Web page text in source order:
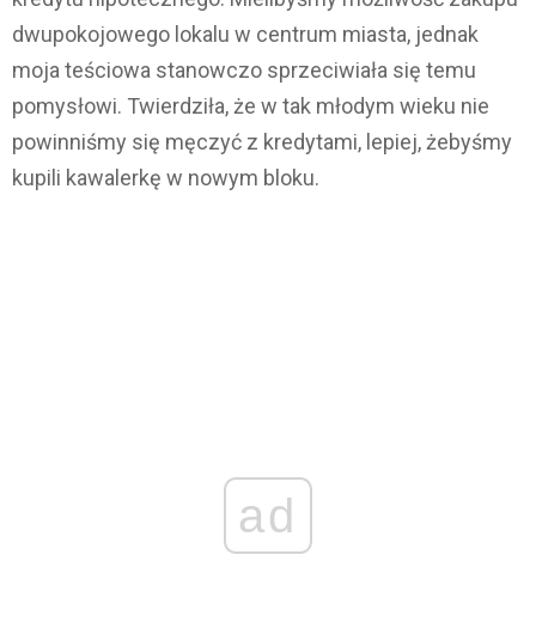
dwupokojowego lokalu w centrum miasta, jednak
moja teściowa stanowczo sprzeciwiała się temu
pomysłowi. Twierdziła, że w tak młodym wieku nie
powinniśmy się męczyć z kredytami, lepiej, żebyśmy
kupili kawalerkę w nowym bloku.
ad